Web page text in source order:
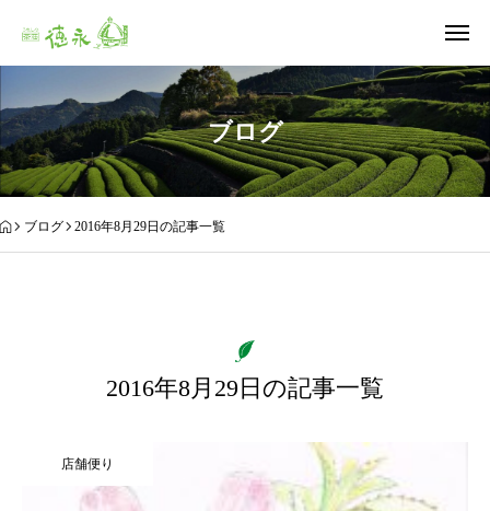
ブログ
ブログ 2016年8月29日の記事一覧
2016年8月29日の記事一覧
店舗便り